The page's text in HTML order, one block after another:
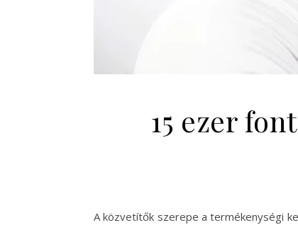
15 ezer
A közvetítők szerepe a termékenységi